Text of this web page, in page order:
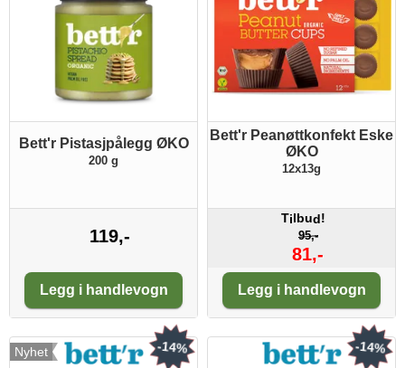
Bett'r Pistasjpålegg ØKO
200 g
119,-
Legg i handlevogn
Bett'r Peanøttkonfekt Eske
ØKO
12x13g
Tilbud!
95,-
81,-
Legg i handlevogn
Nyhet -14% -14%